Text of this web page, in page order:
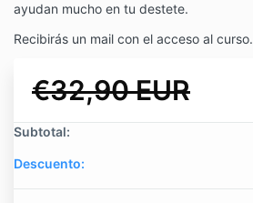
ayudan mucho en tu destete.
Recibirás un mail con el acceso al curso.
€32,90 EUR
Subtotal:
Descuento: